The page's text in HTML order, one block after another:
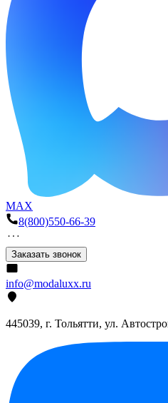
MAX
8(800)550-66-39
Заказать звонок
info@modaluxx.ru
445039, г. Тольятти, ул.